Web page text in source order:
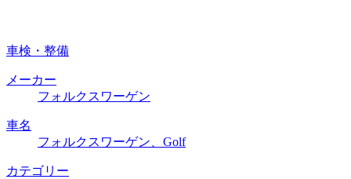
車検・整備
メーカー
フォルクスワーゲン
車名
フォルクスワーゲン、Golf
カテゴリー